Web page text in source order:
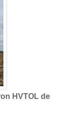
HVTOL de